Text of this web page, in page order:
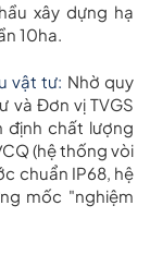
xây dựng hạ
10ha.
vật tư: Nhờ quy
và Đơn vị TVGS
định chất lượng
(hệ thống vòi
chuẩn IP68, hệ
mốc "nghiệm